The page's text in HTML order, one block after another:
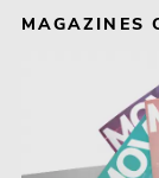
MAGAZINES